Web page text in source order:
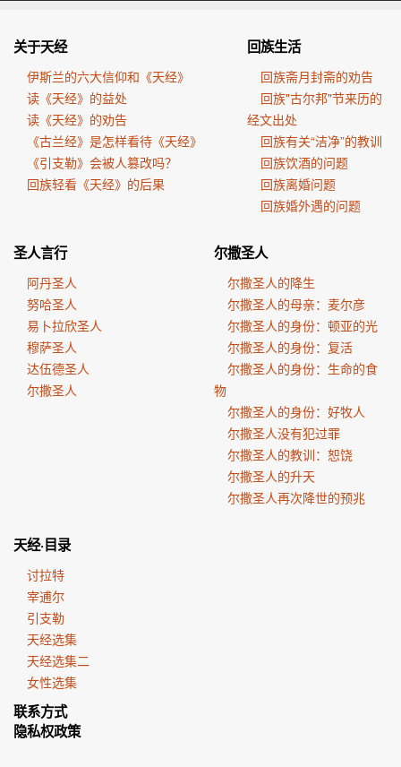
关于天经
伊斯兰的六大信仰和《天经》
读《天经》的益处
读《天经》的劝告
《古兰经》是怎样看待《天经》
《引支勒》会被人篡改吗？
回族轻看《天经》的后果
回族生活
回族斋月封斋的劝告
回族"古尔邦"节来历的
经文出处
回族有关“洁净”的教训
回族饮酒的问题
回族离婚问题
回族婚外遇的问题
圣人言行
阿丹圣人
努哈圣人
易卜拉欣圣人
穆萨圣人
达伍德圣人
尔撒圣人
尔撒圣人
尔撒圣人的降生
尔撒圣人的母亲：麦尔彦
尔撒圣人的身份：顿亚的光
尔撒圣人的身份：复活
尔撒圣人的身份：生命的食
物
尔撒圣人的身份：好牧人
尔撒圣人没有犯过罪
尔撒圣人的教训：恕饶
尔撒圣人的升天
尔撒圣人再次降世的预兆
天经·目录
讨拉特
宰逋尔
引支勒
天经选集
天经选集二
女性选集
联系方式
隐私权政策